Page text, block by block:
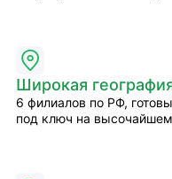
Широкая
6 филиалов по РФ,
под ключ на